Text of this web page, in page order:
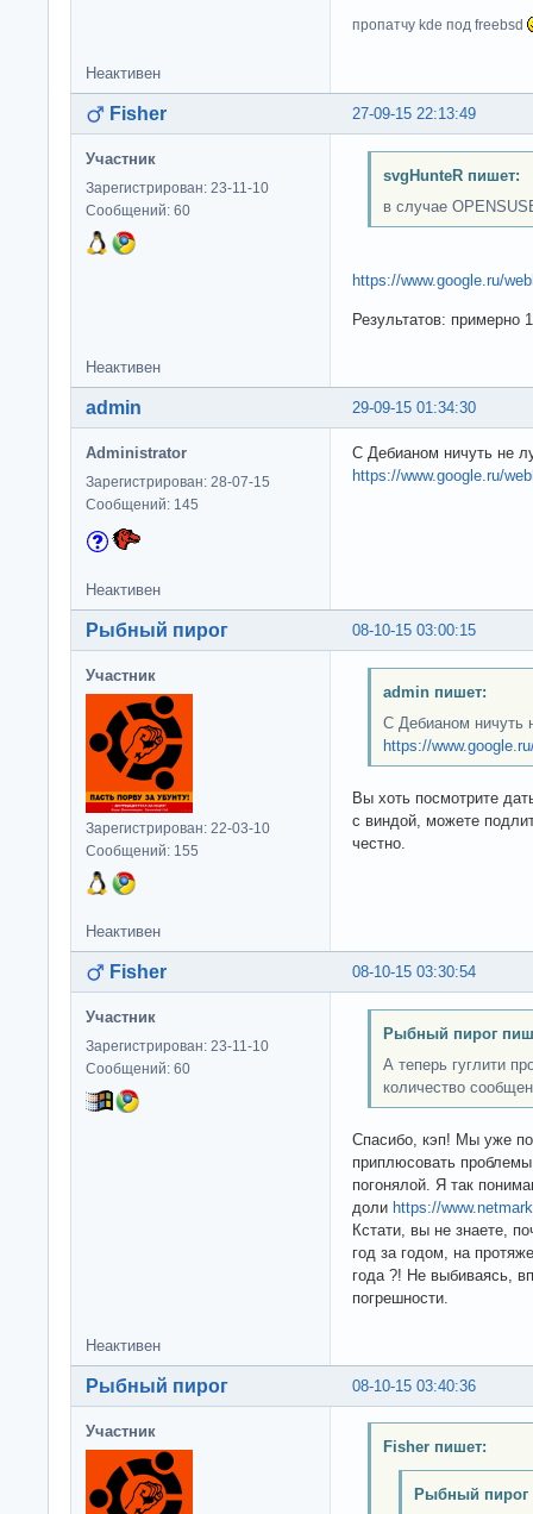
пропатчу kde под freebsd
Неактивен
27-09-15 22:13:49
Fisher
Участник
Зарегистрирован: 23-11-10
Сообщений: 60
svgHunteR пишет:
в случае
https://www.google.ru/
Результатов: примерно
Неактивен
29-09-15 01:34:30
admin
Administrator
Зарегистрирован: 28-07-15
Сообщений: 145
С Дебианом ничуть не
https://www.google.ru/
Неактивен
08-10-15 03:00:15
Рыбный пирог
Участник
Зарегистрирован: 22-03-10
Сообщений: 155
admin пишет:
С Дебианом ничуть
https://
Вы хоть посмотрите
с виндой, можете
честно.
Неактивен
08-10-15 03:30:54
Fisher
Участник
Зарегистрирован: 23-11-10
Сообщений: 60
Рыбный пирог
А теперь гуглити
количество
Спасибо, кэп! Мы уже
приплюсовать
погонялой. Я так
доли https://
Кстати, вы не знаете,
год за годом, на
года ?! Не выбиваясь,
погрешности.
Неактивен
08-10-15 03:40:36
Рыбный пирог
Участник
Fisher пишет:
Рыбный пирог